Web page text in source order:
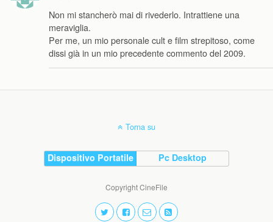
Non mi stancherò mai di rivederlo. Intrattiene una
meraviglia.
Per me, un mio personale cult e film strepitoso, come
dissi già in un mio precedente commento del 2009.
Torna su
Dispositivo Portatile Pc Desktop
Copyright CineFile